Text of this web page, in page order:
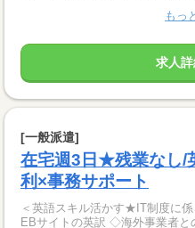
もっ
求人
[一般派遣]
在宅週3日★残業なし/
利×事務サポート
＜英語スキル活かす★IT制度に係る事務サ
EBサイトの英訳 ◇海外事業者